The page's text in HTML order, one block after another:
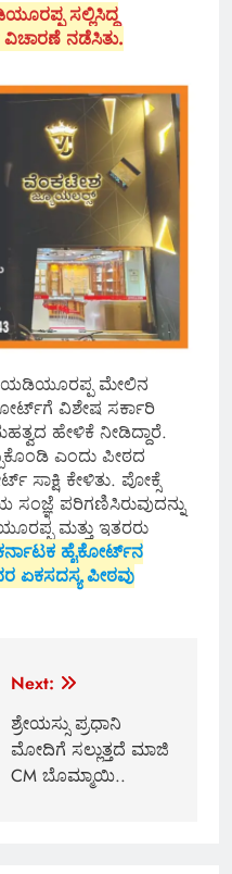
ಸಲ್ಲಿಸಿದ್ದ
ನಡೆಸಿತು.
ಯಡಿಯೂರಪ್ಪ ಮೇಲಿನ
ವಿಶೇಷ ಸರ್ಕಾರಿ
ಹೇಳಿಕೆ ನೀಡಿದ್ದಾರೆ.
ಎಂದು ಪೀಠದ
ಸಾಕ್ಷಿ ಕೇಳಿತು. ಪೋಕ್ಸೆ
ಸಂಜ್ಞೆ ಪರಿಗಣಿಸಿರುವುದನ್ನು
ಮತ್ತು ಇತರರು
ಹೈಕೋರ್ಟ್‌ನ
ಏಕಸದಸ್ಯ ಪೀಠವು
Next:
ಶ್ರೇಯಸ್ಸು ಪ್ರಧಾನಿ
ಮೋದಿಗೆ ಸಲ್ಲುತ್ತದೆ ಮಾಜಿ
CM ಬೊಮ್ಮಾಯಿ..